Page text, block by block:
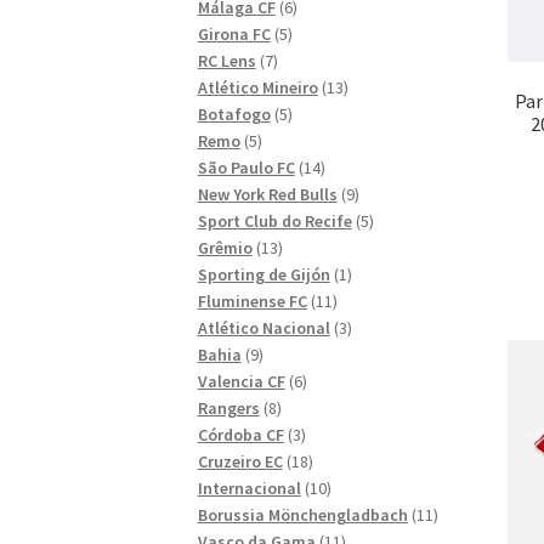
Málaga CF 66
produkter
Girona FC 55
RC Lens 77
produkter
Atlético Mineiro 1313
Botafogo 55
Remo 55
produkter
São Paulo FC 1414
produkter
New York Red Bulls 99
produkter
Sport Club do Recife 55
Grêmio 1313
produkter
Sporting de Gijón 11
Fluminense FC 1111
produkter
Atlético Nacional 33
Bahia 99
produkter
Valencia CF 66
Rangers 88
produkter
Córdoba CF 33
produkter
Cruzeiro EC 1818
produkter
Internacional 1010
produkter
Borussia Mönchengladbach 1111